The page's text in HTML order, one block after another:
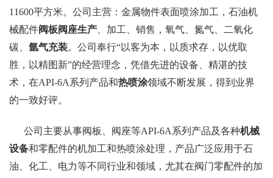
11600平方米。公司主营：金属物件表面喷涂加工，石油机
械配件阀板阀座生产 、加工、销售，氧气、氮气、二氧化
碳、 氩气充装。公司奉行“以客为本，以质求存，以优取
胜，以精图新”的经营理念，凭借先进的设备、精湛的技
术，在API-6A系列产品和热喷涂领域不断发展，得到业界
的一致好评。
公司主要从事阀板、阀座等API-6A系列产品及各种机械
设备和零配件的机加工和热喷涂处理，产品广泛应用于石
油、化工、电力等不同行业和领域，尤其在阀门零配件的加